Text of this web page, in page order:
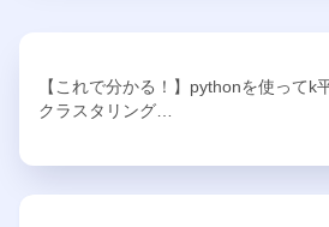
【これで分かる！】pythonを使ってk
クラスタリング…